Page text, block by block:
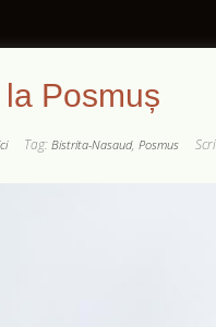
Posmuș
Tag: Bistrita-Nasaud, Posmus